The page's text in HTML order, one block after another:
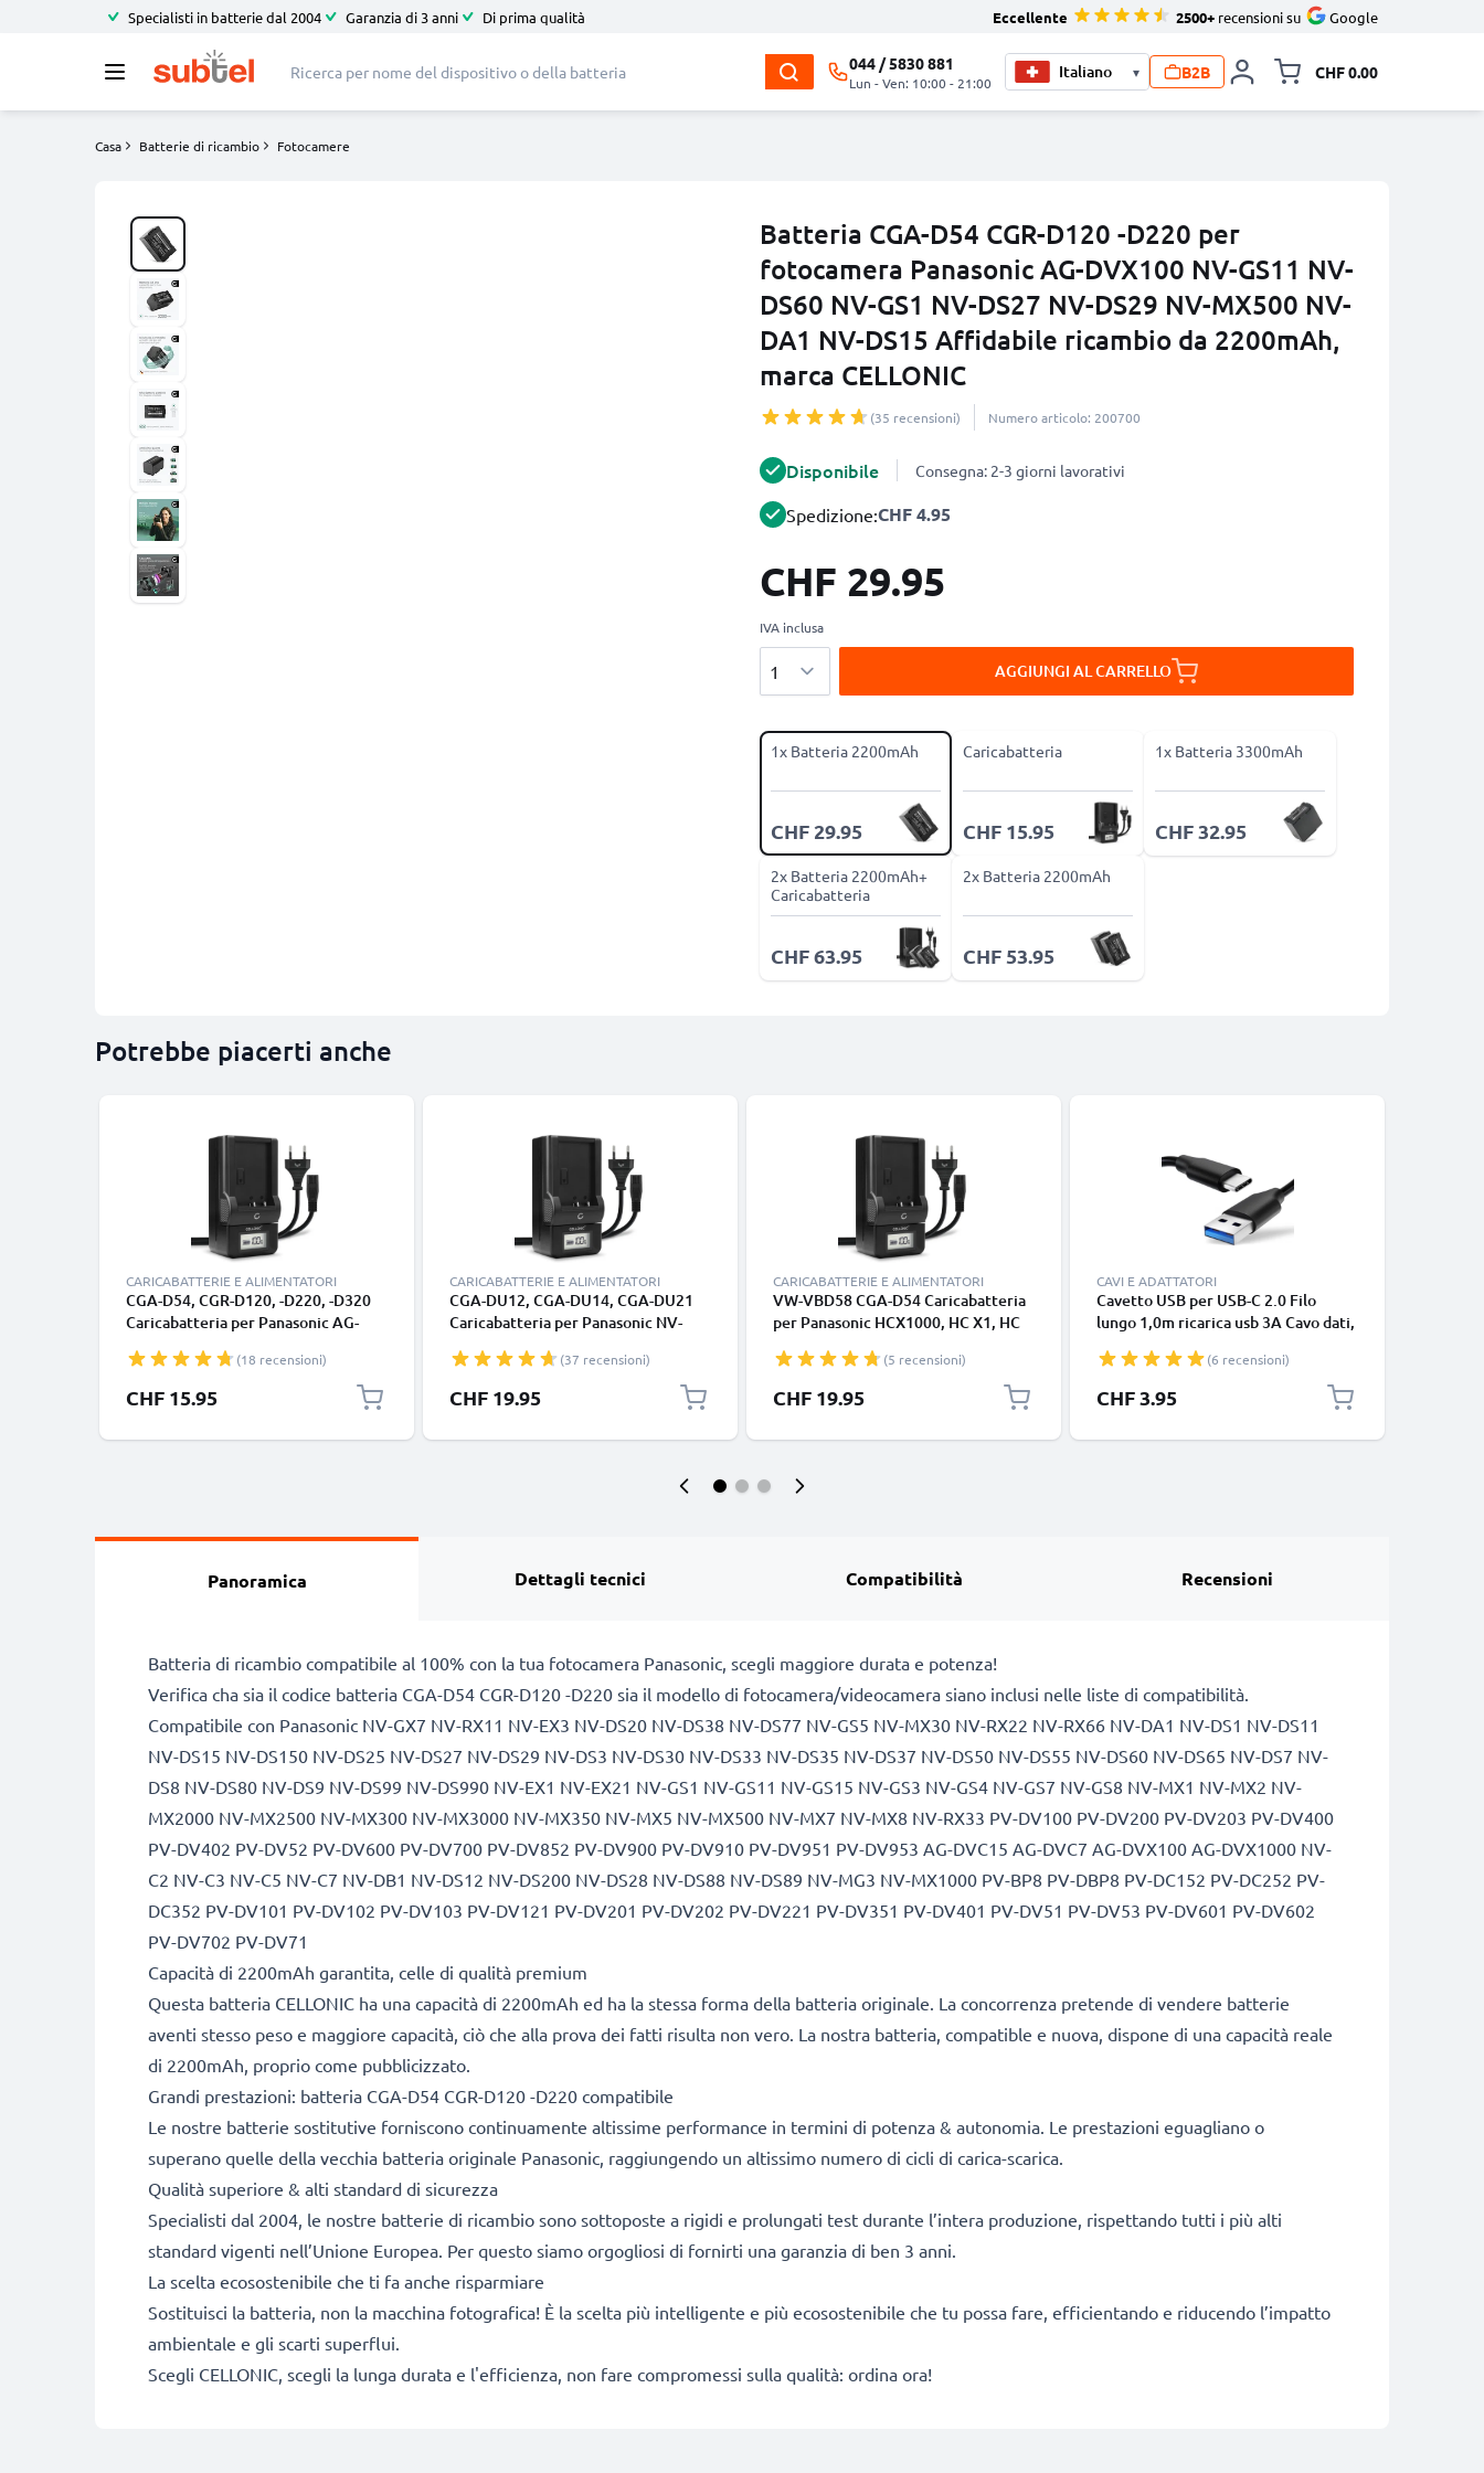
Specialisti in batterie dal 2004 Garanzia di 3 anni Di prima qualità Eccellente 2500+ recensioni su Google
044 / 5830 881
Lun - Ven: 10:00 - 21:00
▾ B2B CHF 0.00
Casa Batterie di ricambio Fotocamere
Batteria CGA-D54 CGR-D120 -D220 per
fotocamera Panasonic AG-DVX100 NV-GS11 NV-
DS60 NV-GS1 NV-DS27 NV-DS29 NV-MX500 NV-
DA1 NV-DS15 Affidabile ricambio da 2200mAh,
marca CELLONIC
(35 recensioni) Numero articolo: 200700
Disponibile Consegna: 2-3 giorni lavorativi
Spedizione:CHF 4.95
CHF 29.95
IVA inclusa
AGGIUNGI AL CARRELLO
1x Batteria 2200mAh
CHF 29.95
Caricabatteria
CHF 15.95
1x Batteria 3300mAh
CHF 32.95
2x Batteria 2200mAh+
Caricabatteria
CHF 63.95
2x Batteria 2200mAh
CHF 53.95
Potrebbe piacerti anche
CARICABATTERIE E ALIMENTATORI
CGA-D54, CGR-D120, -D220, -D320
Caricabatteria per Panasonic AG-
NV-GS11, -GS1, NV-MX500 Batterie
per fotocamera marca CELLONIC
(18 recensioni)
CHF 15.95
CARICABATTERIE E ALIMENTATORI
CGA-DU12, CGA-DU14, CGA-DU21
Caricabatteria per Panasonic NV-
VDR-D150 SDR-H20 Batterie per
fotocamera marca CELLONIC
(37 recensioni)
CHF 19.95
CARICABATTERIE E ALIMENTATORI
VW-VBD58 CGA-D54 Caricabatteria
per Panasonic HCX1000, HC X1, HC
marca CELLONIC(5 recensioni)
CHF 19.95
CAVI E ADATTATORI
Cavetto USB per USB-C 2.0 Filo
lungo 1,0m ricarica usb 3A Cavo dati,
smartphone (Samsung, Huawei,
Google Pixel), fotocamera Canon,
Panasonic Lumix, Sony connettore
(6 recensioni)
CHF 3.95
Panoramica Dettagli tecnici Compatibilità Recensioni
Batteria di ricambio compatibile al 100% con la tua fotocamera Panasonic, scegli maggiore durata e potenza!
Verifica cha sia il codice batteria CGA-D54 CGR-D120 -D220 sia il modello di fotocamera/videocamera siano inclusi nelle liste di compatibilità.
Compatibile con Panasonic NV-GX7 NV-RX11 NV-EX3 NV-DS20 NV-DS38 NV-DS77 NV-GS5 NV-MX30 NV-RX22 NV-RX66 NV-DA1 NV-DS1 NV-DS11
NV-DS15 NV-DS150 NV-DS25 NV-DS27 NV-DS29 NV-DS3 NV-DS30 NV-DS33 NV-DS35 NV-DS37 NV-DS50 NV-DS55 NV-DS60 NV-DS65 NV-DS7 NV-
DS8 NV-DS80 NV-DS9 NV-DS99 NV-DS990 NV-EX1 NV-EX21 NV-GS1 NV-GS11 NV-GS15 NV-GS3 NV-GS4 NV-GS7 NV-GS8 NV-MX1 NV-MX2 NV-
MX2000 NV-MX2500 NV-MX300 NV-MX3000 NV-MX350 NV-MX5 NV-MX500 NV-MX7 NV-MX8 NV-RX33 PV-DV100 PV-DV200 PV-DV203 PV-DV400
PV-DV402 PV-DV52 PV-DV600 PV-DV700 PV-DV852 PV-DV900 PV-DV910 PV-DV951 PV-DV953 AG-DVC15 AG-DVC7 AG-DVX100 AG-DVX1000 NV-
C2 NV-C3 NV-C5 NV-C7 NV-DB1 NV-DS12 NV-DS200 NV-DS28 NV-DS88 NV-DS89 NV-MG3 NV-MX1000 PV-BP8 PV-DBP8 PV-DC152 PV-DC252 PV-
DC352 PV-DV101 PV-DV102 PV-DV103 PV-DV121 PV-DV201 PV-DV202 PV-DV221 PV-DV351 PV-DV401 PV-DV51 PV-DV53 PV-DV601 PV-DV602
PV-DV702 PV-DV71
Capacità di 2200mAh garantita, celle di qualità premium
Questa batteria CELLONIC ha una capacità di 2200mAh ed ha la stessa forma della batteria originale. La concorrenza pretende di vendere batterie
aventi stesso peso e maggiore capacità, ciò che alla prova dei fatti risulta non vero. La nostra batteria, compatible e nuova, dispone di una capacità reale
di 2200mAh, proprio come pubblicizzato.
Grandi prestazioni: batteria CGA-D54 CGR-D120 -D220 compatibile
Le nostre batterie sostitutive forniscono continuamente altissime performance in termini di potenza & autonomia. Le prestazioni eguagliano o
superano quelle della vecchia batteria originale Panasonic, raggiungendo un altissimo numero di cicli di carica-scarica.
Qualità superiore & alti standard di sicurezza
Specialisti dal 2004, le nostre batterie di ricambio sono sottoposte a rigidi e prolungati test durante l’intera produzione, rispettando tutti i più alti
standard vigenti nell’Unione Europea. Per questo siamo orgogliosi di fornirti una garanzia di ben 3 anni.
La scelta ecosostenibile che ti fa anche risparmiare
Sostituisci la batteria, non la macchina fotografica! È la scelta più intelligente e più ecosostenibile che tu possa fare, efficientando e riducendo l’impatto
ambientale e gli scarti superflui.
Scegli CELLONIC, scegli la lunga durata e l'efficienza, non fare compromessi sulla qualità: ordina ora!